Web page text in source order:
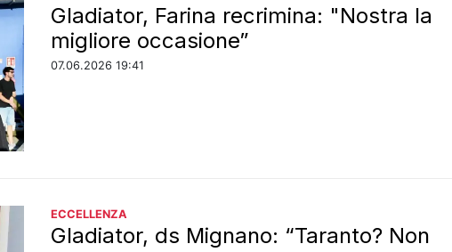
Gladiator, Farina recrimina: "Nostra la
migliore occasione”
07.06.2026 19:41
ECCELLENZA
Gladiator, ds Mignano: “Taranto? Non